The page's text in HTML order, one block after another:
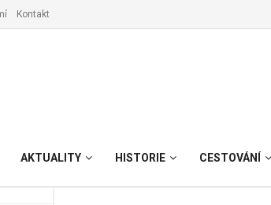
Kontakt
AKTUALITY HISTORIE CESTOVÁNÍ